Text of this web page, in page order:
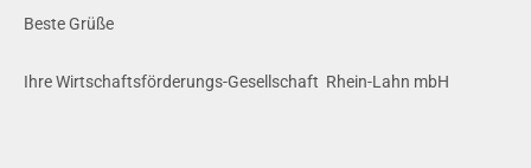
Beste Grüße
Ihre Wirtschaftsförderungs-Gesellschaft Rhein-Lahn mbH